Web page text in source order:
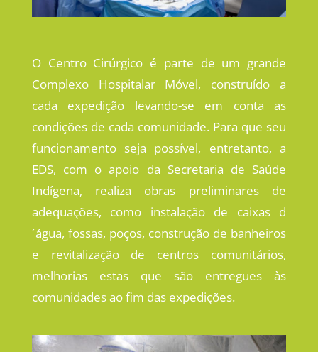
O Centro Cirúrgico é parte de um grande
Complexo Hospitalar Móvel, construído a
cada expedição levando-se em conta as
condições de cada comunidade. Para que seu
funcionamento seja possível, entretanto, a
EDS, com o apoio da Secretaria de Saúde
Indígena, realiza obras preliminares de
adequações, como instalação de caixas d
´água, fossas, poços, construção de banheiros
e revitalização de centros comunitários,
melhorias estas que são entregues às
comunidades ao fim das expedições.